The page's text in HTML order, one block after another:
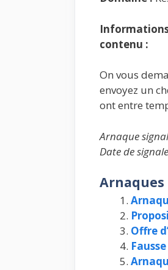
contenu :
On vous
envoyez un
ont entre
Arnaque
Date de
Offre